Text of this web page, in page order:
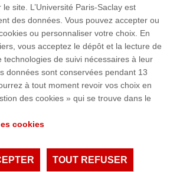
des publics internationaux
- 92331 Sceaux cedex I
+33 1 40 91 17 00 / 18 81
paris-saclay.fr
site. L’Université Paris-Saclay est
des données. Vous pouvez accepter ou
ou personnaliser votre choix. En
vous acceptez le dépôt et la lecture de
technologies de suivi nécessaires à leur
données sont conservées pendant 13
à tout moment revoir vos choix en
des cookies » qui se trouve dans le
cookies
TOUT REFUSER